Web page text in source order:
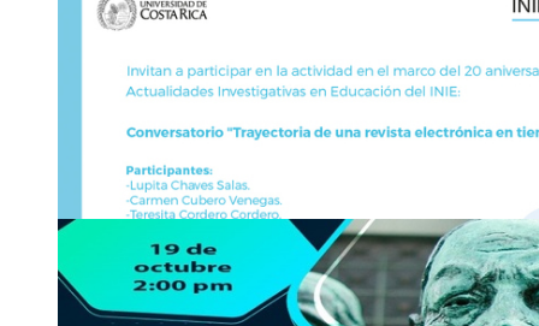
2511-7276
Conversatorio: Dilemas éticos: Reflexiones
personas …
Fecha límite de registro: Martes 19 de octubre por medio de
https://bit.ly/conversatorio_cicom_dilemas_eticos
2511-6414
yuyzdes.cicom tdug.ac.cr
25OCT